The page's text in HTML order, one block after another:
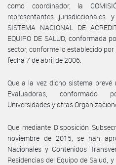
como coordinador, la
representantes jurisdiccionales
SISTEMA NACIONAL DE
EQUIPO DE SALUD, conformada
sector, conforme lo establecido
fecha 7 de abril de 2006.
Que a la vez dicho sistema
Evaluadoras, conformado
Universidades y otras
Que mediante Disposición
noviembre de 2015, se han
Nacionales y Contenidos
Residencias del Equipo de Salud,